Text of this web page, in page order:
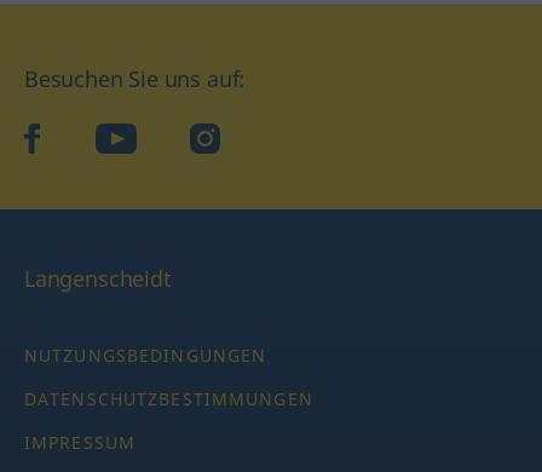
Besuchen Sie uns auf:
facebookYouTube Instagram
Langenscheidt
NUTZUNGSBEDINGUNGEN
DATENSCHUTZBESTIMMUNGEN
IMPRESSUM